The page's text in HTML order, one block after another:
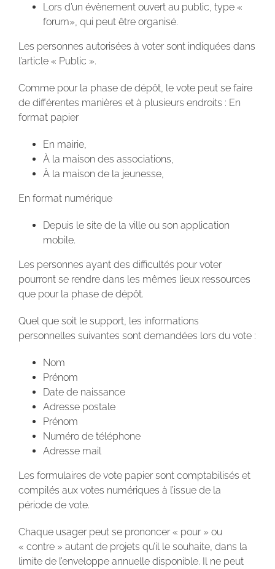
Lors d’un évènement ouvert au public, type «
forum», qui peut être organisé.
Les personnes autorisées à voter sont indiquées dans
l’article « Public ».
Comme pour la phase de dépôt, le vote peut se faire
de différentes manières et à plusieurs endroits : En
format papier
En mairie,
À la maison des associations,
À la maison de la jeunesse,
En format numérique
Depuis le site de la ville ou son application
mobile.
Les personnes ayant des difficultés pour voter
pourront se rendre dans les mêmes lieux ressources
que pour la phase de dépôt.
Quel que soit le support, les informations
personnelles suivantes sont demandées lors du vote :
Nom
Prénom
Date de naissance
Adresse postale
Prénom
Numéro de téléphone
Adresse mail
Les formulaires de vote papier sont comptabilisés et
compilés aux votes numériques à l’issue de la
période de vote.
Chaque usager peut se prononcer « pour » ou
« contre » autant de projets qu’il le souhaite, dans la
limite de l’enveloppe annuelle disponible. Il ne peut